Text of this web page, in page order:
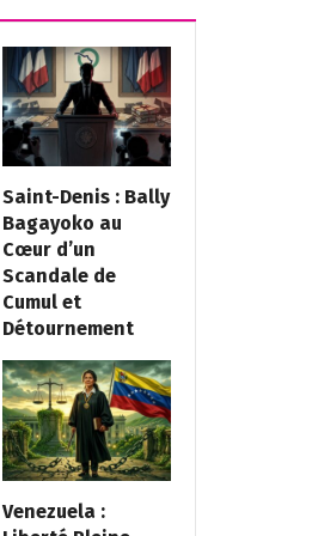
Saint-Denis : Bally
Bagayoko au
Cœur d’un
Scandale de
Cumul et
Détournement
Venezuela :